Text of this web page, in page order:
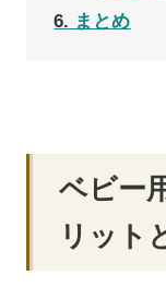
6
まとめ
ベビー
リット